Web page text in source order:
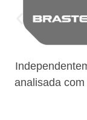
analisada